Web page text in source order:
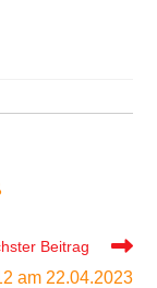
Beitrag
am 22.04.2023